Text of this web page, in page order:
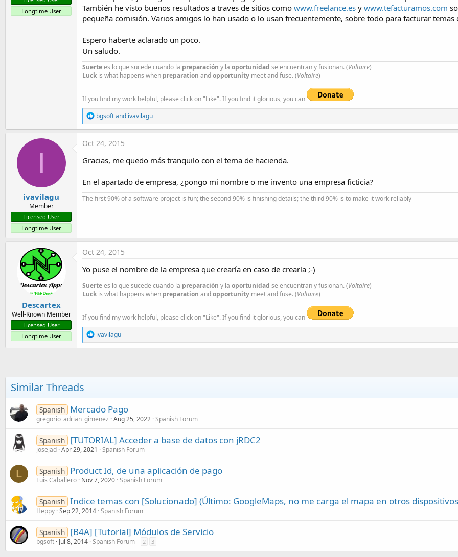
Longtime User
También he visto buenos resultados a traves de sitios como www.freelance.es y www.tefacturamos.com
pequeña comisión. Varios amigos lo han usado o lo usan frecuentemente, sobre todo para facturar
Espero haberte aclarado un poco.
Un saludo.
Suertees lo que sucede cuando la preparación y la oportunidad se encuentran y fusionan. (Voltaire)
Luck is what happens when preparation andopportunity meet and fuse. (Voltaire)
If you find my work helpful, please click on "Like". If you find it glorious, you can
R
e
a
c
t
o
s
bgsoftand ivavilagu
I
ivavilagu
Member
Licensed User
Longtime User
Oct 24, 2015
Gracias, me quedo más tranquilo con el tema de hacienda.
En el apartado de empresa, ¿pongo mi nombre o me invento una empresa ficticia?
The first 90% of a software project is fun; the second 90% is finishing details; the third 90% is to make it work reliably
Descartex
Well-Known Member
Licensed User
Longtime User
Oct 24, 2015
Yo puse el nombre de la empresa que crearía en caso de crearla ;-)
Suertees lo que sucede cuando la preparación y la oportunidad se encuentran y fusionan. (Voltaire)
Luck is what happens when preparation andopportunity meet and fuse. (Voltaire)
If you find my work helpful, please click on "Like". If you find it glorious, you can
R
e
a
s
:
ivavilagu
Similar Threads
Spanish Mercado Pago
gregorio_adrian_gimenez Aug 25, 2022 Spanish Forum
Spanish [TUTORIAL] Acceder a base de datos con jRDC2
josejad Apr 29, 2021 Spanish Forum
L Spanish Product Id, de una aplicación de pago
Luis Caballero Nov 7, 2020 Spanish Forum
Spanish Indice temas con [Solucionado] (Último: GoogleMaps, no me carga el mapa en otros
Heppy Sep 22, 2014 Spanish Forum
Spanish [B4A] [Tutorial] Módulos de Servicio
bgsoft Jul 8, 2014 Spanish Forum 2 3